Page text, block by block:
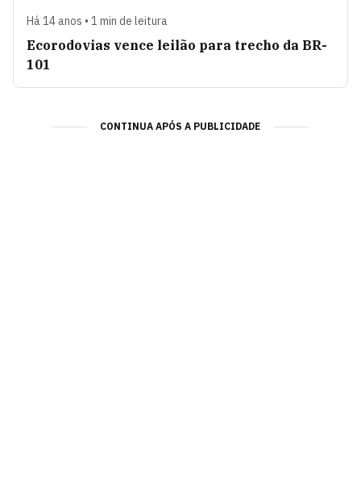
Há 14 anos • 1 min de leitura
Ecorodovias vence leilão para trecho da BR-
101
CONTINUA APÓS A PUBLICIDADE